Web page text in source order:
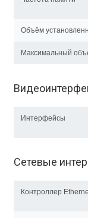
Объём
Максимальный
Интерфейсы
Сетевые
Контроллер